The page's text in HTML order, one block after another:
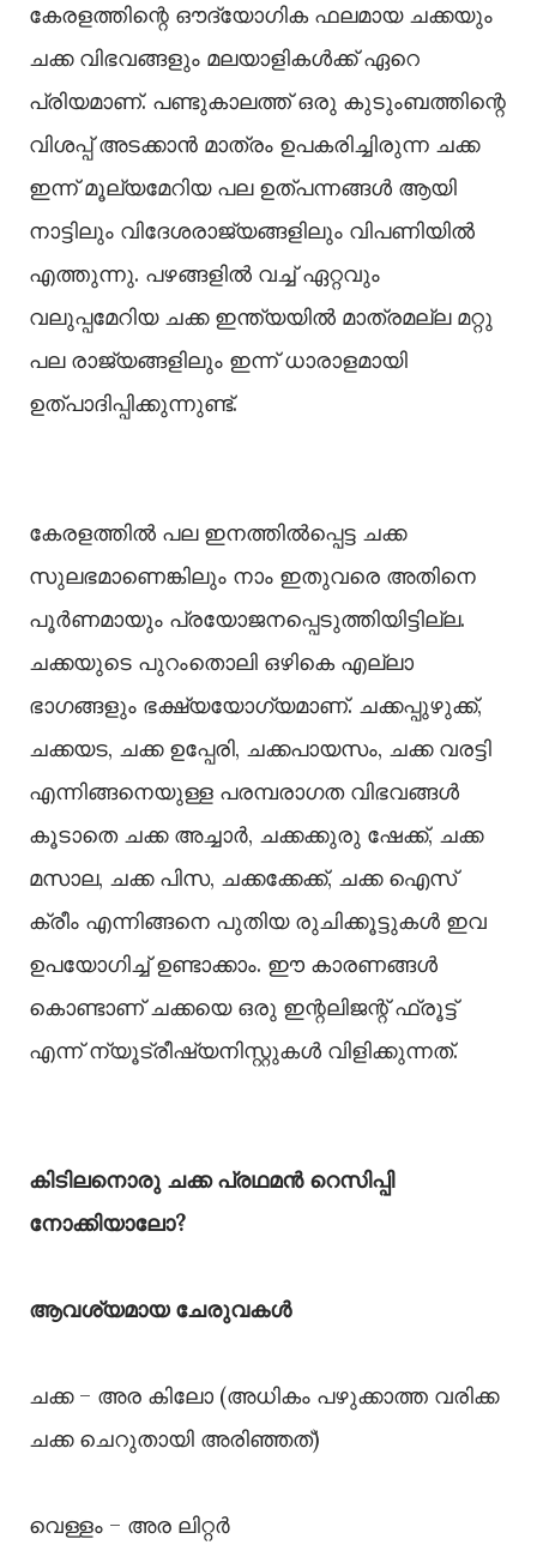
കേരളത്തിന്റെ ഔദ്യോഗിക ഫലമായ ചക്കയും
ചക്ക വിഭവങ്ങളും മലയാളികൾക്ക് ഏറെ
പ്രിയമാണ്. പണ്ടുകാലത്ത് ഒരു കുടുംബത്തിന്റെ
വിശപ്പ് അടക്കാൻ മാത്രം ഉപകരിച്ചിരുന്ന ചക്ക
ഇന്ന് മൂല്യമേറിയ പല ഉത്പന്നങ്ങൾ ആയി
നാട്ടിലും വിദേശരാജ്യങ്ങളിലും വിപണിയിൽ
എത്തുന്നു. പഴങ്ങളിൽ വച്ച് ഏറ്റവും
വലുപ്പമേറിയ ചക്ക ഇന്ത്യയിൽ മാത്രമല്ല മറ്റു
പല രാജ്യങ്ങളിലും ഇന്ന് ധാരാളമായി
ഉത്പാദിപ്പിക്കുന്നുണ്ട്.
കേരളത്തിൽ പല ഇനത്തിൽപ്പെട്ട ചക്ക
സുലഭമാണെങ്കിലും നാം ഇതുവരെ അതിനെ
പൂർണമായും പ്രയോജനപ്പെടുത്തിയിട്ടില്ല.
ചക്കയുടെ പുറംതൊലി ഒഴികെ എല്ലാ
ഭാഗങ്ങളും ഭക്ഷ്യയോഗ്യമാണ്. ചക്കപ്പുഴുക്ക്,
ചക്കയട, ചക്ക ഉപ്പേരി, ചക്കപായസം, ചക്ക വരട്ടി
എന്നിങ്ങനെയുള്ള പരമ്പരാഗത വിഭവങ്ങൾ
കൂടാതെ ചക്ക അച്ചാർ, ചക്കക്കുരു ഷേക്ക്, ചക്ക
മസാല, ചക്ക പിസ, ചക്കക്കേക്ക്, ചക്ക ഐസ്
ക്രീം എന്നിങ്ങനെ പുതിയ രുചിക്കൂട്ടുകൾ ഇവ
ഉപയോഗിച്ച് ഉണ്ടാക്കാം. ഈ കാരണങ്ങൾ
കൊണ്ടാണ് ചക്കയെ ഒരു ഇന്റലിജന്റ് ഫ്രൂട്ട്
എന്ന് ന്യൂട്രീഷ്യനിസ്റ്റുകൾ വിളിക്കുന്നത്.
കിടിലനൊരു ചക്ക പ്രഥമൻ റെസിപ്പി
നോക്കിയാലോ?
ആവശ്യമായ ചേരുവകള്‍
ചക്ക – അര കിലോ (അധികം പഴുക്കാത്ത വരിക്ക
ചക്ക ചെറുതായി അരിഞ്ഞത്)
വെള്ളം – അര ലിറ്റർ